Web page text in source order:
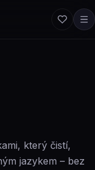
který čistí,
jazykem – bez